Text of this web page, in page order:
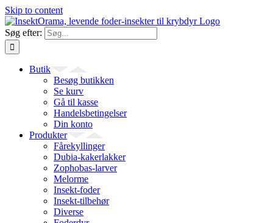
Skip to content
Søg efter:
Butik
Besøg butikken
Se kurv
Gå til kasse
Handelsbetingelser
Din konto
Produkter
Fårekyllinger
Dubia-kakerlakker
Zophobas-larver
Melorme
Insekt-foder
Insekt-tilbehør
Diverse